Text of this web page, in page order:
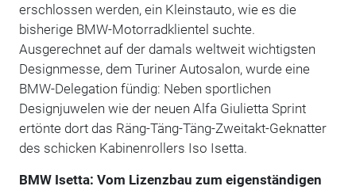
erschlossen werden, ein Kleinstauto, wie es die
bisherige BMW-Motorradklientel suchte.
Ausgerechnet auf der damals weltweit wichtigsten
Designmesse, dem Turiner Autosalon, wurde eine
BMW-Delegation fündig: Neben sportlichen
Designjuwelen wie der neuen Alfa Giulietta Sprint
ertönte dort das Räng-Täng-Täng-Zweitakt-Geknatter
des schicken Kabinenrollers Iso Isetta.
BMW Isetta: Vom Lizenzbau zum eigenständigen